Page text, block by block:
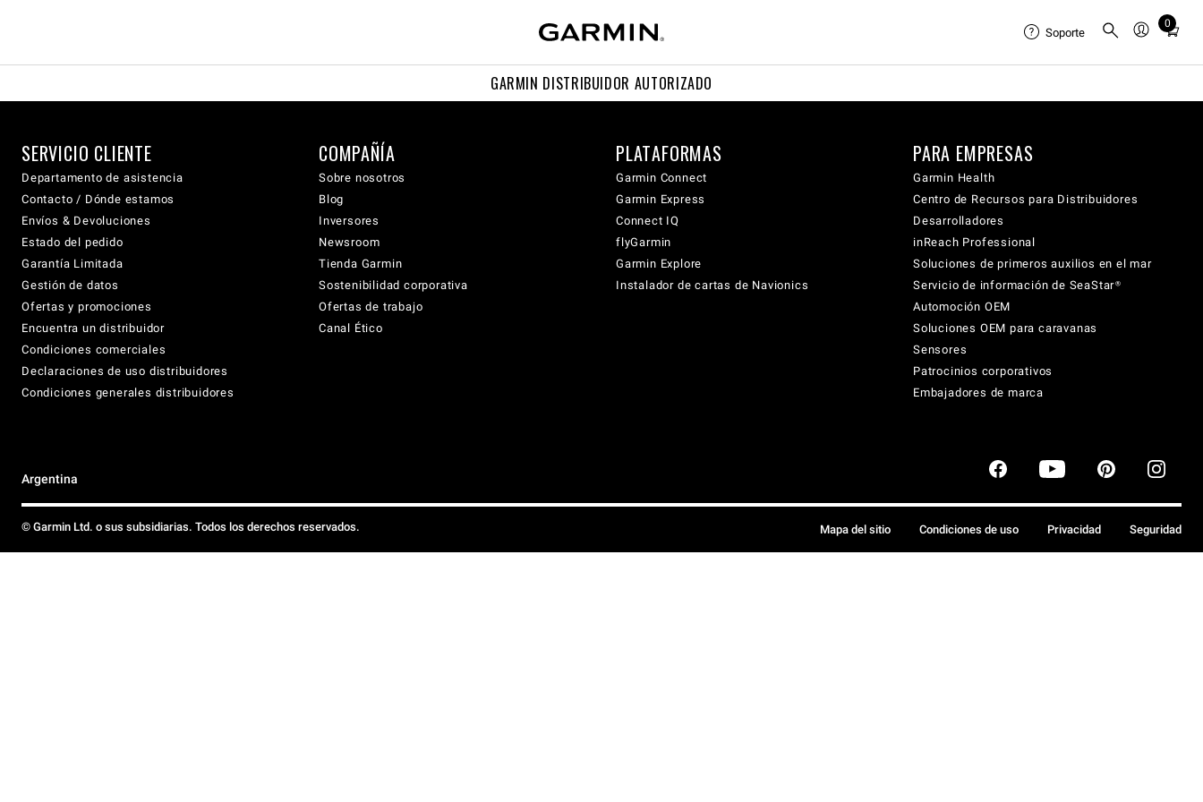
GARMIN DISTRIBUIDOR AUTORIZADO
Soporte
0
Total
cart:
SERVICIO CLIENTE
Departamento de asistencia
Contacto / Dónde estamos
Envíos & Devoluciones
Estado del pedido
Garantía Limitada
Gestión de datos
Ofertas y promociones
Encuentra un distribuidor
Condiciones comerciales
Declaraciones de uso distribuidores
Condiciones generales distribuidores
COMPAÑÍA
Sobre nosotros
Blog
Inversores
Newsroom
Tienda Garmin
Sostenibilidad corporativa
Ofertas de trabajo
Canal Ético
PLATAFORMAS
Garmin Connect
Garmin Express
Connect IQ
flyGarmin
Garmin Explore
Instalador de cartas de Navionics
PARA EMPRESAS
Garmin Health
Centro de Recursos para Distribuidores
Desarrolladores
inReach Professional
Soluciones de primeros auxilios en el mar
Servicio de información de SeaStar®
Automoción OEM
Soluciones OEM para caravanas
Sensores
Patrocinios corporativos
Embajadores de marca
Argentina
© Garmin Ltd. o sus subsidiarias. Todos los derechos reservados. Mapa del sitio Condiciones de uso Privacidad Seguridad